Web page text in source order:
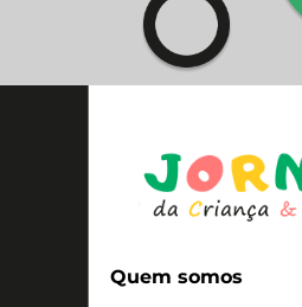
Quem somos